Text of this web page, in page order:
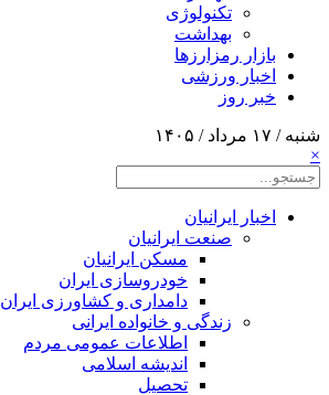
تکنولوژی
بهداشت
بازار رمزارزها
اخبار ورزشی
خبر روز
شنبه / ۱۷ مرداد / ۱۴۰۵
×
اخبار ایرانیان
صنعت ایرانیان
مسکن ایرانیان
خودروسازی ایران
دامداری و کشاورزی ایران
زندگی و خانواده ایرانی
اطلاعات عمومی مردم
اندیشه اسلامی
تحصیل